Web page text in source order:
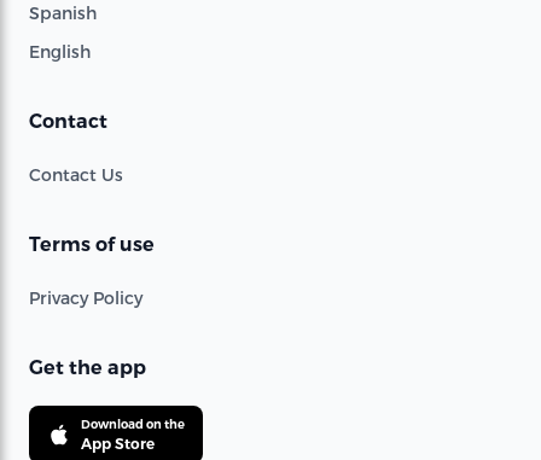
Spanish
English
Contact
Contact Us
Terms of use
Privacy Policy
Get the app
Download on the
App Store